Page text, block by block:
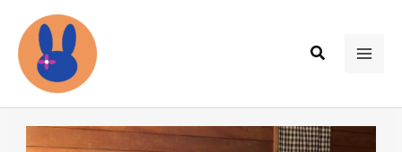
検